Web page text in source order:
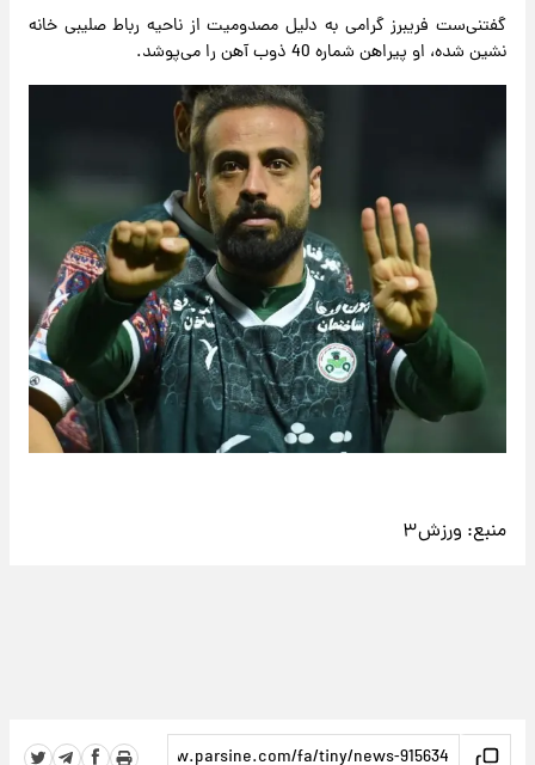
گفتنی‌ست فریبرز گرامی به دلیل مصدومیت از ناحیه رباط صلیبی خانه
نشین شده، او پیراهن شماره 40 ذوب آهن را می‌پوشد.
منبع:ورزش۳